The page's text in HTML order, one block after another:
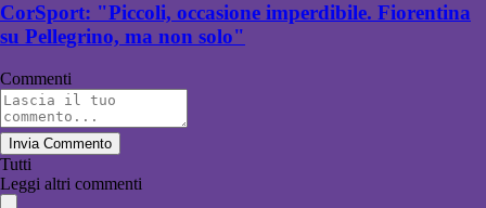
CorSport: "Piccoli, occasione imperdibile. Fiorentina
su Pellegrino, ma non solo"
Commenti
Invia Commento
Tutti
Leggi altri commenti